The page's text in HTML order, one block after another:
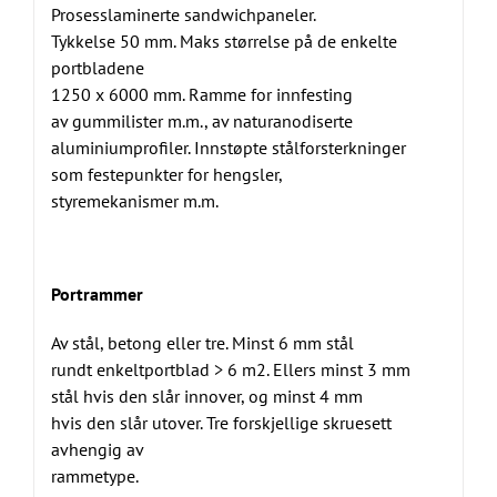
Prosesslaminerte sandwichpaneler.
Tykkelse 50 mm. Maks størrelse på de enkelte
portbladene
1250 x 6000 mm. Ramme for innfesting
av gummilister m.m., av naturanodiserte
aluminiumprofiler. Innstøpte stålforsterkninger
som festepunkter for hengsler,
styremekanismer m.m.
Portrammer
Av stål, betong eller tre. Minst 6 mm stål
rundt enkeltportblad > 6 m2. Ellers minst 3 mm
stål hvis den slår innover, og minst 4 mm
hvis den slår utover. Tre forskjellige skruesett
avhengig av
rammetype.